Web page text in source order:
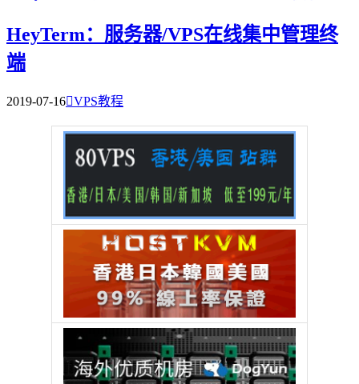
HeyTerm：服务器/VPS在线集中管理终
端
2019-07-16VPS教程